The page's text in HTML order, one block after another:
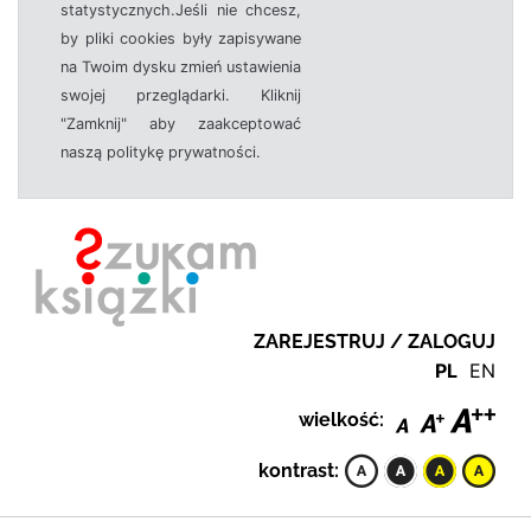
statystycznych.Jeśli nie chcesz,
by pliki cookies były zapisywane
na Twoim dysku zmień ustawienia
swojej przeglądarki. Kliknij
"Zamknij" aby zaakceptować
naszą politykę prywatności.
ZAREJESTRUJ / ZALOGUJ
PL EN
wielkość:
kontrast: